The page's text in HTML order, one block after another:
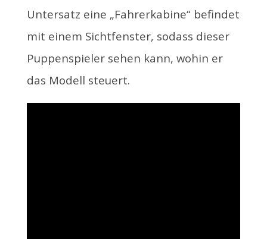
Untersatz eine „Fahrerkabine“ befindet
mit einem Sichtfenster, sodass dieser
Puppenspieler sehen kann, wohin er
das Modell steuert.